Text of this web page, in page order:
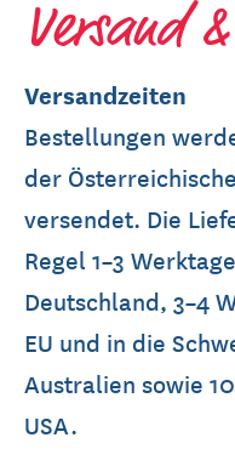
Versand
Versandzeiten
Bestellungen
der
versendet. Die
Regel 1–3
Deutschland, 3–4
EU und in die
Australien sowie
USA.